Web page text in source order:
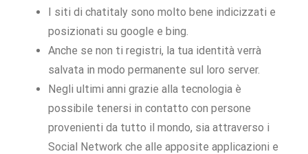
I siti di chatitaly sono molto bene indicizzati e
posizionati su google e bing.
Anche se non ti registri, la tua identità verrà
salvata in modo permanente sul loro server.
Negli ultimi anni grazie alla tecnologia è
possibile tenersi in contatto con persone
provenienti da tutto il mondo, sia attraverso i
Social Network che alle apposite applicazioni e